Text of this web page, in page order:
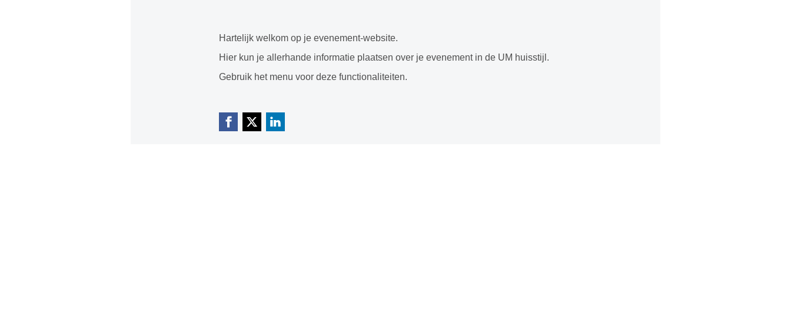
Hartelijk welkom op je evenement-website.
Hier kun je allerhande informatie plaatsen over je evenement in de UM huisstijl.
Gebruik het menu voor deze functionaliteiten.